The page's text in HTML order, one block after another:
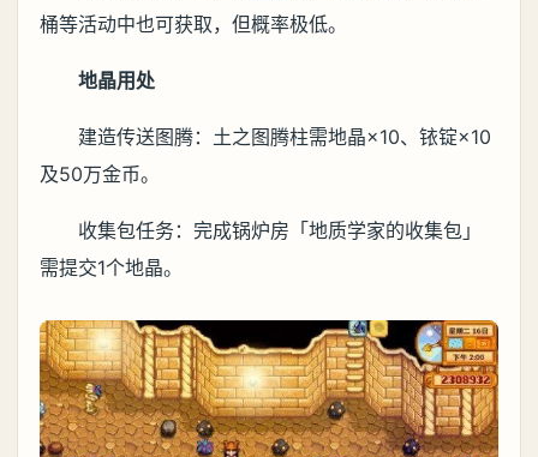
桶等活动中也可获取，但概率极低。
地晶用处
建造传送图腾：土之图腾柱需地晶×10、铱锭×10
及50万金币。
收集包任务：完成锅炉房「地质学家的收集包」
需提交1个地晶。